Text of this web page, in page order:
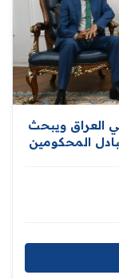
العراق ويبحث
المحكومين